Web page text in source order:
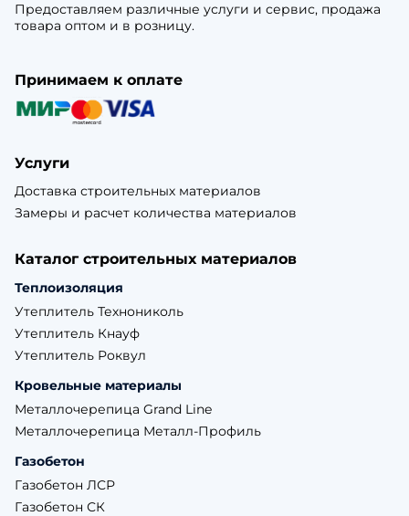
Предоставляем различные услуги и сервис, продажа
товара оптом и в розницу.
Принимаем к оплате
Услуги
Доставка строительных материалов
Замеры и расчет количества материалов
Каталог строительных материалов
Теплоизоляция
Утеплитель Технониколь
Утеплитель Кнауф
Утеплитель Роквул
Кровельные материалы
Металлочерепица Grand Line
Металлочерепица Металл-Профиль
Газобетон
Газобетон ЛСР
Газобетон СК